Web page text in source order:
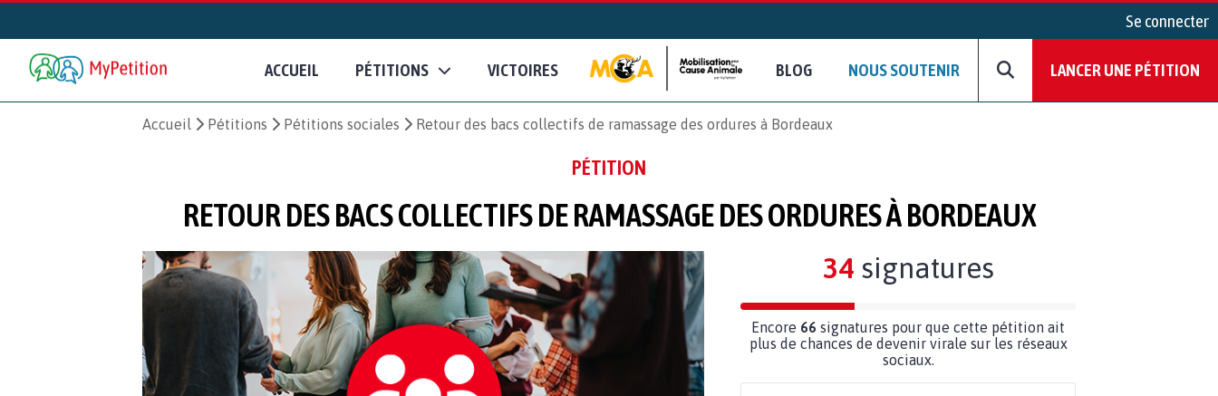
Se connecter
ACCUEIL PÉTITIONS VICTOIRES BLOG NOUS SOUTENIR LANCER UNE PÉTITION
Accueil Pétitions Pétitions sociales Retour des bacs collectifs de ramassage des ordures à Bordeaux
PÉTITION
RETOUR DES BACS COLLECTIFS DE RAMASSAGE DES ORDURES À BORDEAUX
34signatures
Encore 66 signatures pour que cette pétition ait
plus de chances de devenir virale sur les réseaux
sociaux.